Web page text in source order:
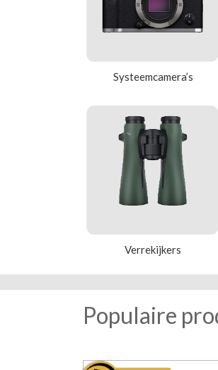
Systeemcamera’s
Verrekijkers
Populaire